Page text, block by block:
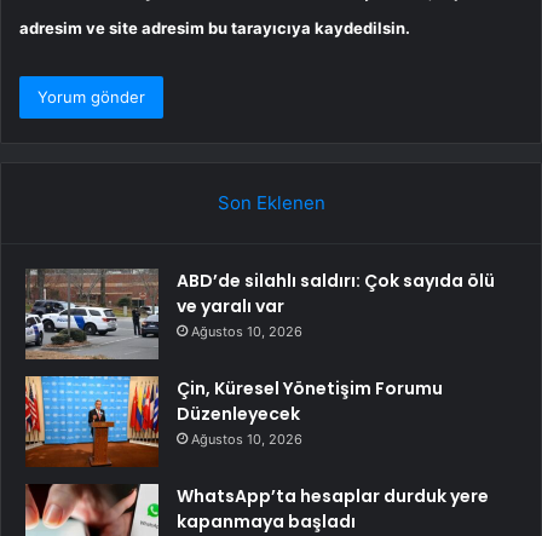
adresim ve site adresim bu tarayıcıya kaydedilsin.
Son Eklenen
ABD’de silahlı saldırı: Çok sayıda ölü
ve yaralı var
Ağustos 10, 2026
Çin, Küresel Yönetişim Forumu
Düzenleyecek
Ağustos 10, 2026
WhatsApp’ta hesaplar durduk yere
kapanmaya başladı